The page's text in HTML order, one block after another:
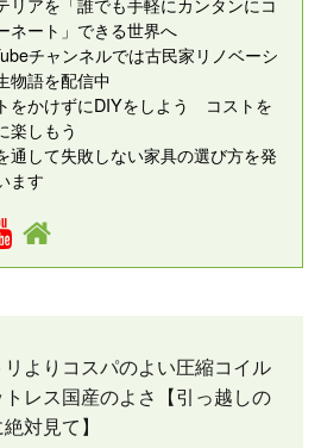
ネート」できる世界へ
チャンネルでは古民家リノベーシ
物語を配信中
をかけずにDIYをしよう コストを
楽しもう
して失敗しない家具の選び方を発
ます
リよりコスパのよい圧縮コイル
トレス国産のよさ【引っ越しの
対見て】